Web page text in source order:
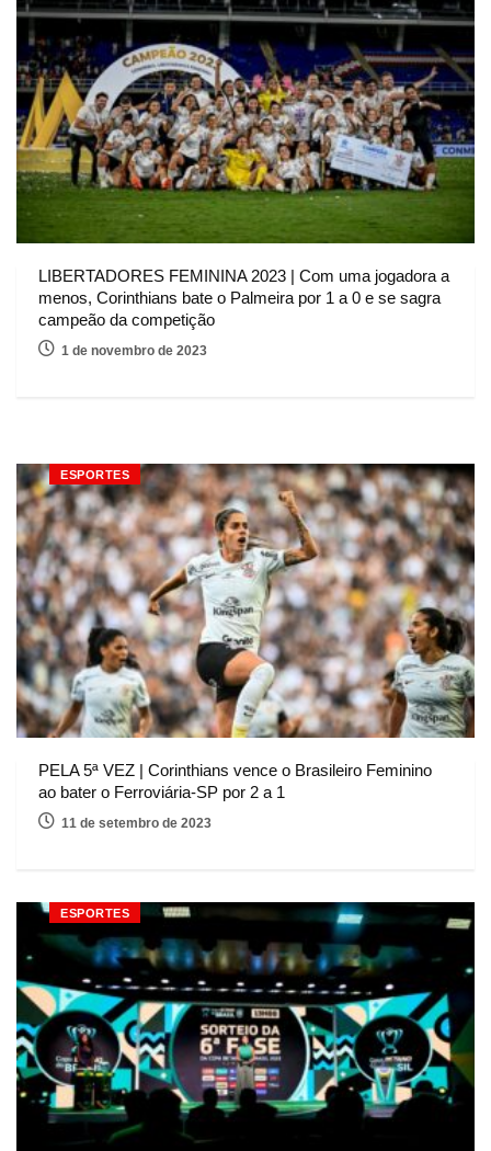
LIBERTADORES FEMININA 2023 | Com uma jogadora a
menos, Corinthians bate o Palmeira por 1 a 0 e se sagra
campeão da competição
1 de novembro de 2023
ESPORTES
PELA 5ª VEZ | Corinthians vence o Brasileiro Feminino
ao bater o Ferroviária-SP por 2 a 1
11 de setembro de 2023
ESPORTES